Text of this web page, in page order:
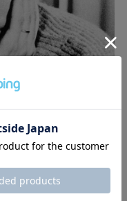
）は、フィンランドを